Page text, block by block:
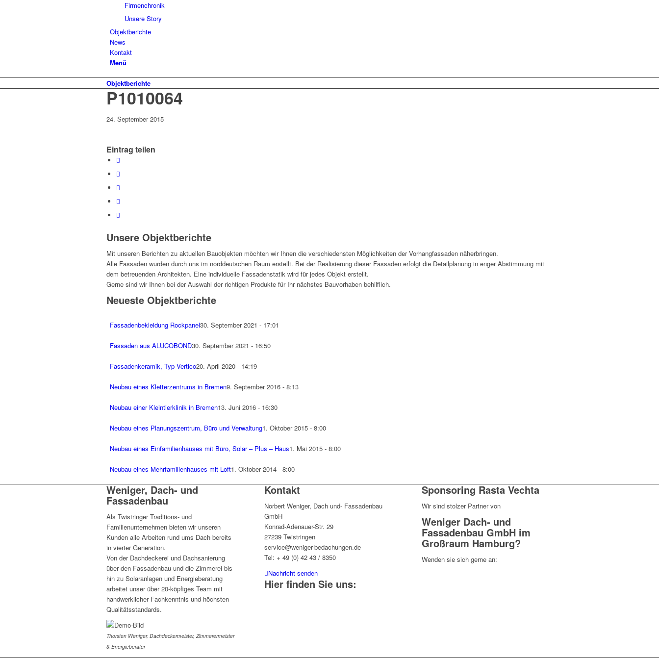
Firmenchronik
Unsere Story
Objektberichte
News
Kontakt
Menü
Objektberichte
P1010064
24. September 2015
Eintrag teilen
Unsere Objektberichte
Mit unseren Berichten zu aktuellen Bauobjekten möchten wir Ihnen die verschiedensten Möglichkeiten der Vorhangfassaden näherbringen.
Alle Fassaden wurden durch uns im norddeutschen Raum erstellt. Bei der Realisierung dieser Fassaden erfolgt die Detailplanung in enger Abstimmung mit
dem betreuenden Architekten. Eine individuelle Fassadenstatik wird für jedes Objekt erstellt.
Gerne sind wir Ihnen bei der Auswahl der richtigen Produkte für Ihr nächstes Bauvorhaben behilflich.
Neueste Objektberichte
Fassadenbekleidung Rockpanel30. September 2021 - 17:01
Fassaden aus ALUCOBOND30. September 2021 - 16:50
Fassadenkeramik, Typ Vertico20. April 2020 - 14:19
Neubau eines Kletterzentrums in Bremen9. September 2016 - 8:13
Neubau einer Kleintierklinik in Bremen13. Juni 2016 - 16:30
Neubau eines Planungszentrum, Büro und Verwaltung1. Oktober 2015 - 8:00
Neubau eines Einfamilienhauses mit Büro, Solar – Plus – Haus1. Mai 2015 - 8:00
Neubau eines Mehrfamilienhauses mit Loft1. Oktober 2014 - 8:00
Weniger, Dach- und
Fassadenbau
Als Twistringer Traditions- und
Familienunternehmen bieten wir unseren
Kunden alle Arbeiten rund ums Dach bereits
in vierter Generation.
Von der Dachdeckerei und Dachsanierung
über den Fassadenbau und die Zimmerei bis
hin zu Solaranlagen und Energieberatung
arbeitet unser über 20-köpfiges Team mit
handwerklicher Fachkenntnis und höchsten
Qualitätsstandards.
Thorsten Weniger, Dachdeckermeister, Zimmerermeister
& Energieberater
Kontakt
Norbert Weniger, Dach und- Fassadenbau
GmbH
Konrad-Adenauer-Str. 29
27239 Twistringen
service@weniger-bedachungen.de
Tel: + 49 (0) 42 43 / 8350
Nachricht senden
Hier finden Sie uns:
Sponsoring Rasta Vechta
Wir sind stolzer Partner von
Weniger Dach- und
Fassadenbau GmbH im
Großraum Hamburg?
Wenden sie sich gerne an: